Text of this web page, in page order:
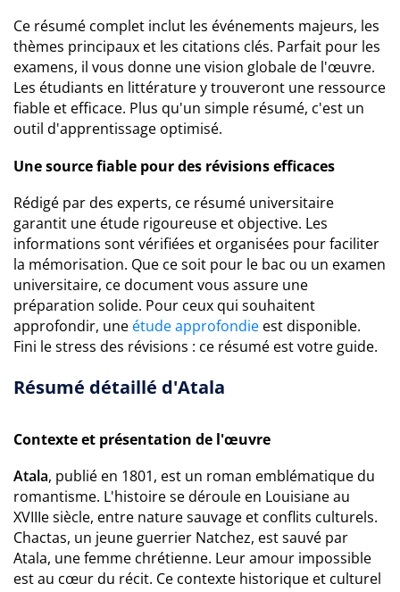
Ce résumé complet inclut les événements majeurs, les
thèmes principaux et les citations clés. Parfait pour les
examens, il vous donne une vision globale de l'œuvre.
Les étudiants en littérature y trouveront une ressource
fiable et efficace. Plus qu'un simple résumé, c'est un
outil d'apprentissage optimisé.
Une source fiable pour des révisions efficaces
Rédigé par des experts, ce résumé universitaire
garantit une étude rigoureuse et objective. Les
informations sont vérifiées et organisées pour faciliter
la mémorisation. Que ce soit pour le bac ou un examen
universitaire, ce document vous assure une
préparation solide. Pour ceux qui souhaitent
approfondir, une étude approfondie est disponible.
Fini le stress des révisions : ce résumé est votre guide.
Résumé détaillé d'Atala
Contexte et présentation de l'œuvre
Atala, publié en 1801, est un roman emblématique du
romantisme. L'histoire se déroule en Louisiane au
XVIIIe siècle, entre nature sauvage et conflits culturels.
Chactas, un jeune guerrier Natchez, est sauvé par
Atala, une femme chrétienne. Leur amour impossible
est au cœur du récit. Ce contexte historique et culturel